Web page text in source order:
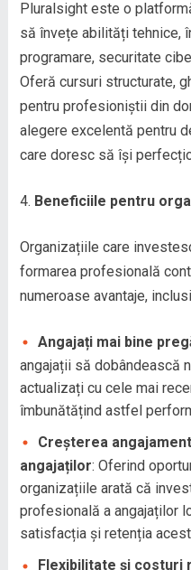
Pluralsight este o
să învețe abilități tehnice,
programare, securitate
Oferă cursuri structurate,
pentru profesioniștii din
alegere excelentă pentru
care doresc să își
Beneficiile pentru
Organizațiile care
formarea profesională
numeroase avantaje,
Angajați mai bine
angajații să dobândească
actualizați cu cele mai
îmbunătățind astfel
Creșterea
angajaților: Oferind
organizațiile arată că
profesională a angajaților
satisfacția și retenția
Flexibilitate și costuri